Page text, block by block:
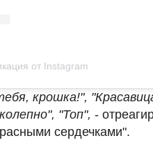
от Instagram
крошка!",
"Топ", -
сердечками".